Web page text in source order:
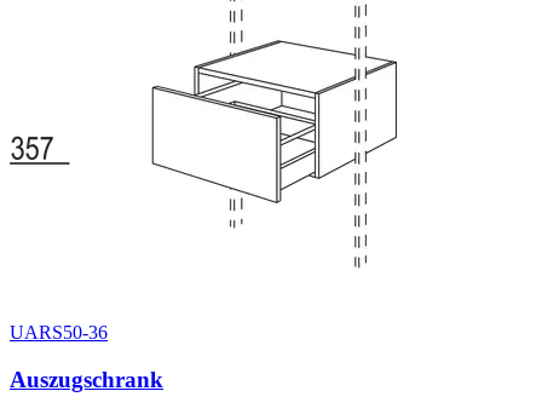
UARS50-36
Auszugschrank